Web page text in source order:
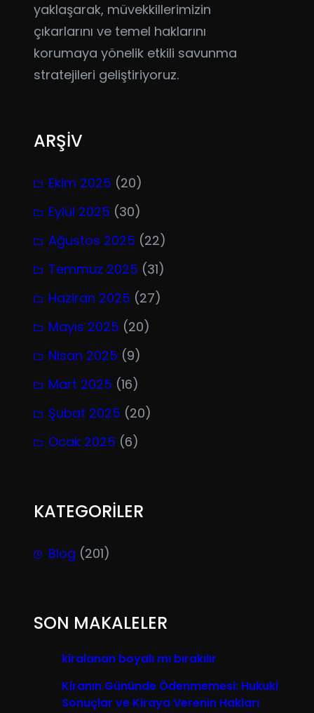
yaklaşarak, müvekkillerimizin
çıkarlarını ve temel haklarını
korumaya yönelik etkili savunma
stratejileri geliştiriyoruz.
ARŞİV
Ekim 2025 (20)
Eylül 2025 (30)
Ağustos 2025 (22)
Temmuz 2025 (31)
Haziran 2025 (27)
Mayıs 2025 (20)
Nisan 2025 (9)
Mart 2025 (16)
Şubat 2025 (20)
Ocak 2025 (6)
KATEGORİLER
Blog (201)
SON MAKALELER
kiralanan boyalı mı bırakılır
Kiranın Gününde Ödenmemesi: Hukuki
Sonuçlar ve Kiraya Verenin Hakları